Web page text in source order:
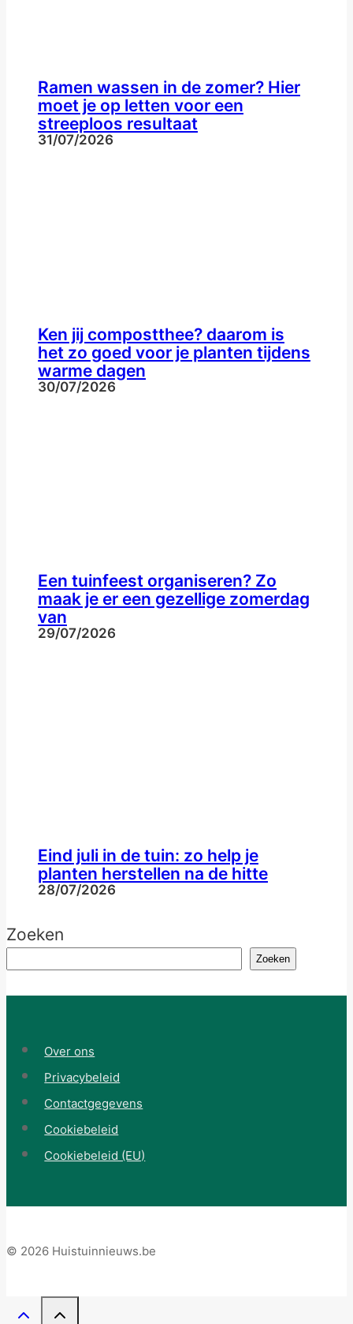
Ramen wassen in de zomer? Hier
moet je op letten voor een
streeploos resultaat
31/07/2026
Ken jij compostthee? daarom is
het zo goed voor je planten tijdens
warme dagen
30/07/2026
Een tuinfeest organiseren? Zo
maak je er een gezellige zomerdag
van
29/07/2026
Eind juli in de tuin: zo help je
planten herstellen na de hitte
28/07/2026
Zoeken
Zoeken
Over ons
Privacybeleid
Contactgegevens
Cookiebeleid
Cookiebeleid (EU)
© 2026 Huistuinnieuws.be